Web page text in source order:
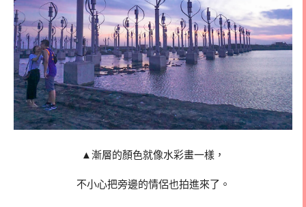
▲漸層的顏色就像水彩畫一樣，
不小心把旁邊的情侶也拍進來了。